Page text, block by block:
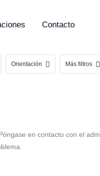
Contacto
Orientación Más filtros
en contacto con el